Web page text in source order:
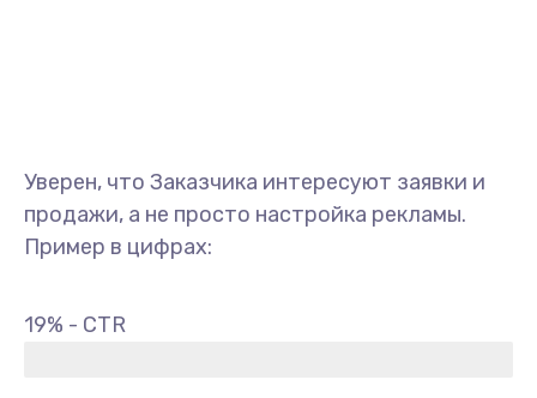
Уверен, что Заказчика интересуют заявки и
продажи, а не просто настройка рекламы.
Пример в цифрах:
19% - CTR